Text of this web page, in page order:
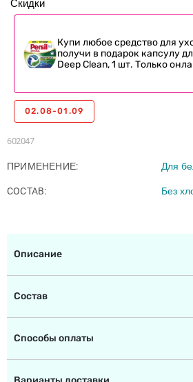
602047
Скидки
Купи любое средство для
получи в подарок капсулу
Deep Clean, 1 шт. Только
02.08-01.09
ПРИМЕНЕНИЕ Для
COCTAB Без
Описание
Состав
Способы оплаты